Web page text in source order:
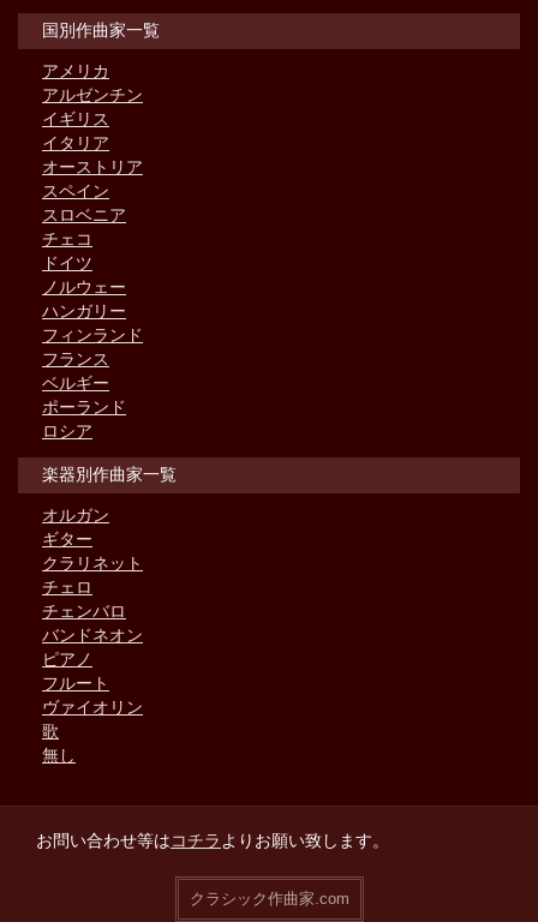
国別作曲家一覧
アメリカ
アルゼンチン
イギリス
イタリア
オーストリア
スペイン
スロベニア
チェコ
ドイツ
ノルウェー
ハンガリー
フィンランド
フランス
ベルギー
ポーランド
ロシア
楽器別作曲家一覧
オルガン
ギター
クラリネット
チェロ
チェンバロ
バンドネオン
ピアノ
フルート
ヴァイオリン
歌
無し
お問い合わせ等はコチラ よりお願い致します。
クラシック作曲家.com